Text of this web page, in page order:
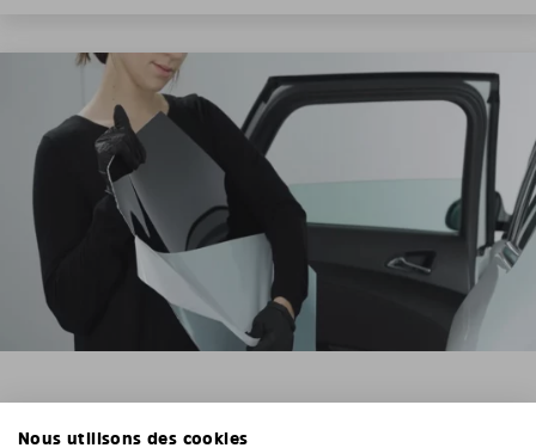
3. RETIREZ LE FILM DE PROTECTION
Nous utilisons des cookies